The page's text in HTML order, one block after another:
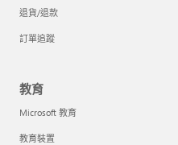
退貨/退款
訂單追蹤
教育
Microsoft 教育
教育裝置